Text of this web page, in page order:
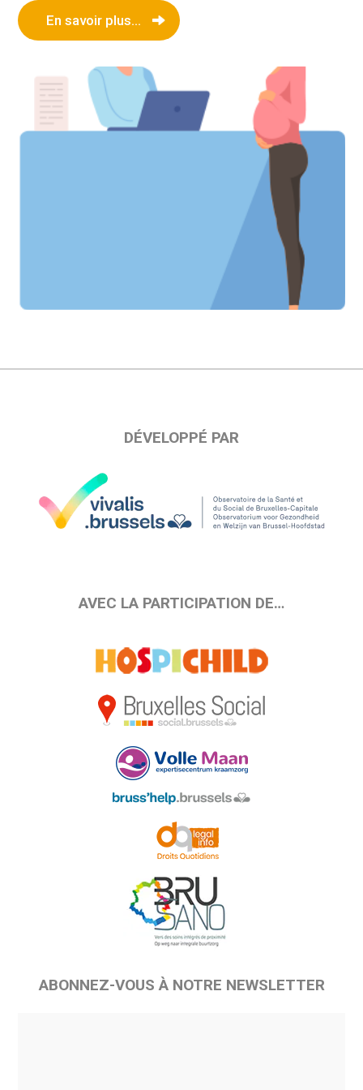
En savoir plus...
DÉVELOPPÉ PAR
AVEC LA PARTICIPATION DE…
ABONNEZ-VOUS À NOTRE NEWSLETTER